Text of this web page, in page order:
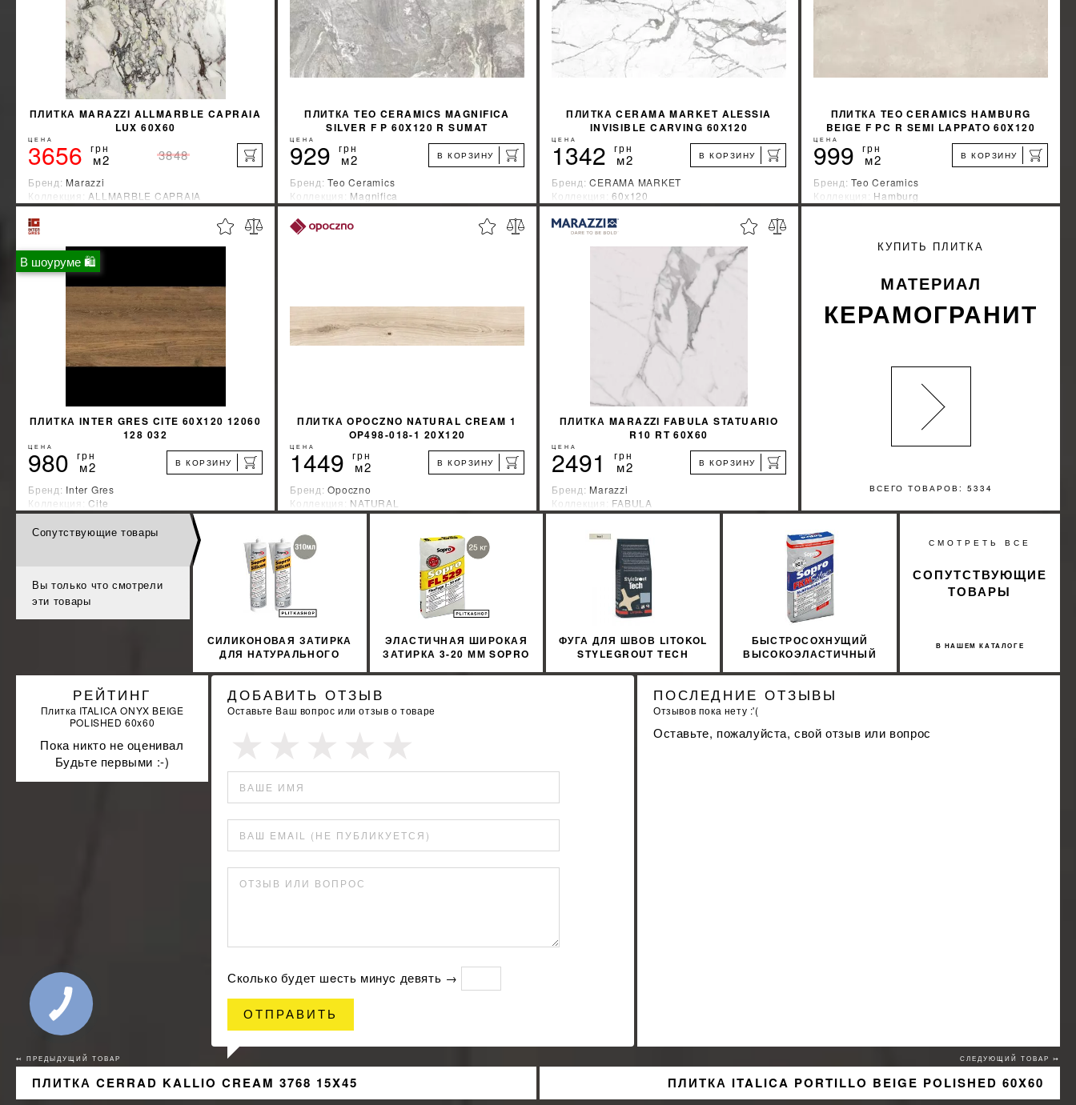
ПЛИТКА MARAZZI ALLMARBLE CAPRAIA
LUX 60X60
ЦЕНА
3656 грн
м2 3848
Бренд: Marazzi
Коллекция: ALLMARBLE CAPRAIA
Страна-производитель:Италия
УЗНАТЬ СВОЮ СКИДКУ %
ПЛИТКА TEO CERAMICS MAGNIFICA
SILVER F P 60X120 R SUMAT
ЦЕНА
929 грн
м2 В КОРЗИНУ
Бренд:Teo Ceramics
Коллекция: Magnifica
Страна-производитель:Украина
УЗНАТЬ СВОЮ СКИДКУ %
ПЛИТКА CERAMA MARKET ALESSIA
INVISIBLE CARVING 60Х120
ЦЕНА
1342 грн
м2 В КОРЗИНУ
Бренд:CERAMA MARKET
Коллекция:60x120
Страна-производитель:Индия
УЗНАТЬ СВОЮ СКИДКУ %
КУПИТЬ
ПЛИТКА TEO CERAMICS HAMBURG
BEIGE F PC R SEMI LAPPATO 60X120
ЦЕНА
999 грн
м2 В КОРЗИНУ
Бренд:Teo Ceramics
Коллекция: Hamburg
Страна-производитель:Украина
В шоуруме 🛍
ПЛИТКА INTER GRES CITE 60X120 12060
128 032
ЦЕНА
980 грн
м2 В КОРЗИНУ
Бренд: Inter Gres
Коллекция:Cite
Страна-производитель:Украина
УЗНАТЬ СВОЮ СКИДКУ %
КУПИТЬ
ПЛИТКА OPOCZNO NATURAL CREAM 1
OP498-018-1 20X120
ЦЕНА
1449 грн
м2 В КОРЗИНУ
Бренд:Opoczno
Коллекция: NATURAL
Страна-производитель:Польша
УЗНАТЬ СВОЮ СКИДКУ
КУПИТЬ
ПЛИТКА MARAZZI FABULA STATUARIO
R10 RT 60X60
ЦЕНА
2491 грн
м2 В КОРЗИНУ
Бренд: Marazzi
Коллекция: FABULA
Страна-производитель:Италия
УЗНАТЬ СВОЮ СКИДКУ
КУПИТЬ
ВСЕГО ТОВАРОВ: 5334
КУПИТЬ ПЛИТКА
МАТЕРИАЛ
КЕРАМОГРАНИТ
Сопутствующие товары
Вы только что смотрели
эти товары
СИЛИКОНОВАЯ ЗАТИРКА
ДЛЯ НАТУРАЛЬНОГО
310МЛ
ЭЛАСТИЧНАЯ ШИРОКАЯ
ЗАТИРКА 3-20 ММ SOPRO
ФУГА ДЛЯ ШВОВ LITOKOL
STYLEGROUT TECH
IVORY 1 АЙВОРИ
БЫСТРОСОХНУЩИЙ
ВЫСОКОЭЛАСТИЧНЫЙ
СМОТРЕТЬ ВСЕ
В НАШЕМ КАТАЛОГЕ
СОПУТСТВУЮЩИЕ
ТОВАРЫ
РЕЙТИНГ
Плитка ITALICA ONYX BEIGE
POLISHED 60x60
Пока никто не оценивал
Будьте первыми :-)
ДОБАВИТЬ ОТЗЫВ
Оставьте Ваш вопрос или отзыв о товаре
ВАШЕ ИМЯ
ВАШ EMAIL (НЕ ПУБЛИКУЕТСЯ)
ОТЗЫВ ИЛИ ВОПРОС
Сколько будет шeсть минуc девять →
ОТПРАВИТЬ
ПОСЛЕДНИЕ ОТЗЫВЫ
Отзывов пока нету :'(
Оставьте, пожалуйста, свой отзыв или вопрос
↢ ПРЕДЫДУЩИЙ ТОВАР
ПЛИТКА CERRAD KALLIO CREAM 3768 15X45
СЛЕДУЮЩИЙ ТОВАР ↣
ПЛИТКА ITALICA PORTILLO BEIGE POLISHED 60X60